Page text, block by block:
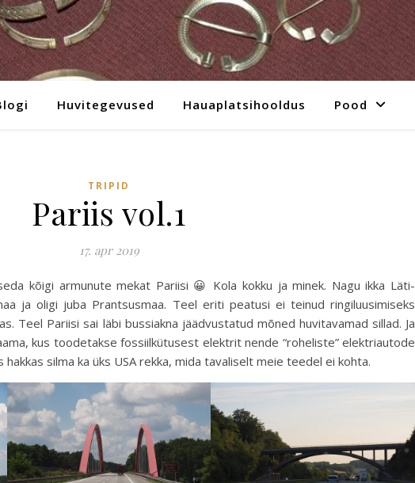
Huvitegevused Hauaplatsihooldus Pood
TRIPID
Pariis vol.1
17. apr 2019
kõigi armunute mekat Pariisi 😀 Kola kokku ja minek. Nagu ikka Läti-
ja oligi juba Prantsusmaa. Teel eriti peatusi ei teinud ringiluusimiseks
Teel Pariisi sai läbi bussiakna jäädvustatud mõned huvitavamad sillad. Ja
kus toodetakse fossiilkütusest elektrit nende “roheliste” elektriautode
silma ka üks USA rekka, mida tavaliselt meie teedel ei kohta.